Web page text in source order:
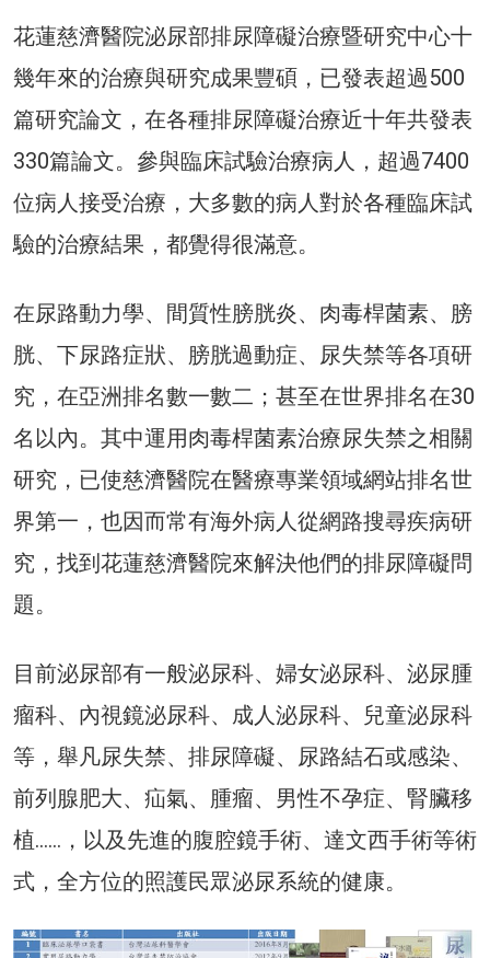
花蓮慈濟醫院泌尿部排尿障礙治療暨研究中心十
幾年來的治療與研究成果豐碩，已發表超過500
篇研究論文，在各種排尿障礙治療近十年共發表
330篇論文。參與臨床試驗治療病人，超過7400
位病人接受治療，大多數的病人對於各種臨床試
驗的治療結果，都覺得很滿意。
在尿路動力學、間質性膀胱炎、肉毒桿菌素、膀
胱、下尿路症狀、膀胱過動症、尿失禁等各項研
究，在亞洲排名數一數二；甚至在世界排名在30
名以內。其中運用肉毒桿菌素治療尿失禁之相關
研究，已使慈濟醫院在醫療專業領域網站排名世
界第一，也因而常有海外病人從網路搜尋疾病研
究，找到花蓮慈濟醫院來解決他們的排尿障礙問
題。
目前泌尿部有一般泌尿科、婦女泌尿科、泌尿腫
瘤科、內視鏡泌尿科、成人泌尿科、兒童泌尿科
等，舉凡尿失禁、排尿障礙、尿路結石或感染、
前列腺肥大、疝氣、腫瘤、男性不孕症、腎臟移
植……，以及先進的腹腔鏡手術、達文西手術等術
式，全方位的照護民眾泌尿系統的健康。